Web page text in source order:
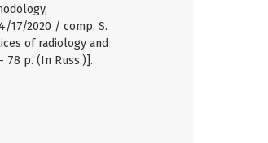
17/2020 / comp. S.
of radiology and
78 p. (In Russ.)].